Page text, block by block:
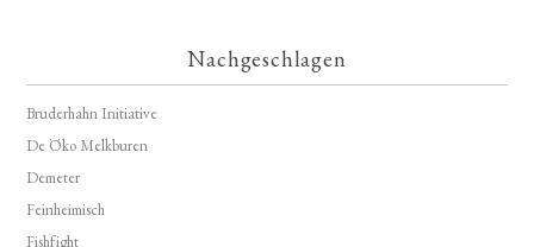
Nachgeschlagen
Bruderhahn Initiative
De Öko Melkburen
Demeter
Feinheimisch
Fishfight